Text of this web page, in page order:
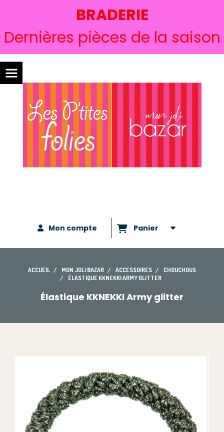
BRADERIE
Dernières pièces de la saison
Mon compte Panier
ACCUEIL MON JOLI BAZAR ACCESSOIRES
CHOUCHOUS
ÉLASTIQUE KKNEKKI ARMY GLITTER
Élastique KKNEKKI Army glitter